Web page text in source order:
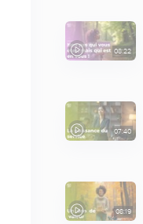
08:22
07:40
08:19